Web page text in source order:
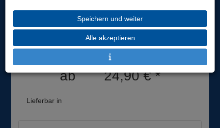
ab 24,90 €*
Lieferbar in
Speichern und weiter
Alle akzeptieren